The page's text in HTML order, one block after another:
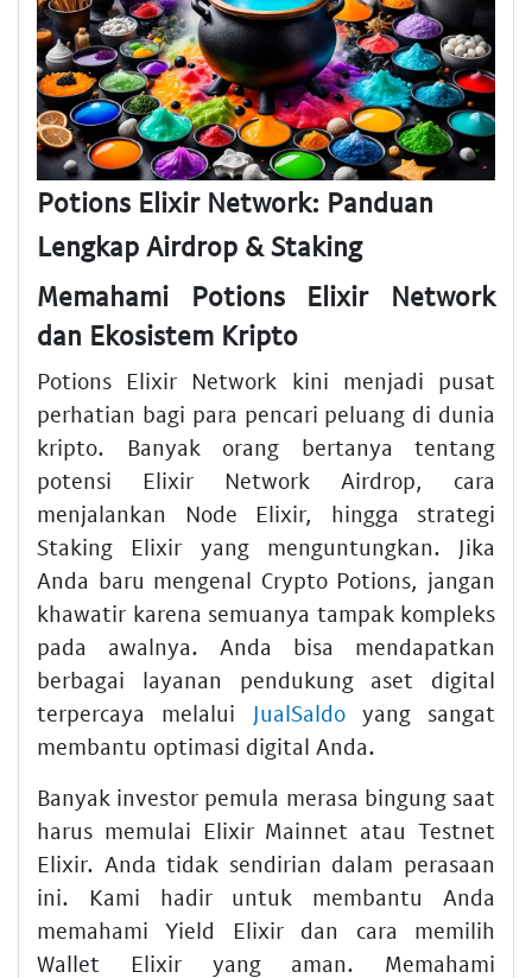
Potions Elixir Network: Panduan
Lengkap Airdrop & Staking
Memahami Potions Elixir Network
dan Ekosistem Kripto
Potions Elixir Network kini menjadi pusat
perhatian bagi para pencari peluang di dunia
kripto. Banyak orang bertanya tentang
potensi Elixir Network Airdrop, cara
menjalankan Node Elixir, hingga strategi
Staking Elixir yang menguntungkan. Jika
Anda baru mengenal Crypto Potions, jangan
khawatir karena semuanya tampak kompleks
pada awalnya. Anda bisa mendapatkan
berbagai layanan pendukung aset digital
terpercaya melalui JualSaldoyang sangat
membantu optimasi digital Anda.
Banyak investor pemula merasa bingung saat
harus memulai Elixir Mainnet atau Testnet
Elixir. Anda tidak sendirian dalam perasaan
ini. Kami hadir untuk membantu Anda
memahami Yield Elixir dan cara memilih
Wallet Elixir yang aman. Memahami